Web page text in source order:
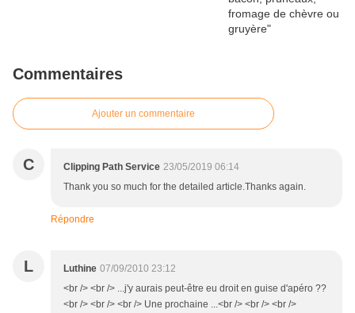
Commentaires
Ajouter un commentaire
C Clipping Path Service 23/05/2019 06:14
Thank you so much for the detailed article.Thanks again.
Répondre
L Luthine 07/09/2010 23:12
<br /> <br /> ...j'y aurais peut-être eu droit en guise d'apéro ??
<br /> <br /> <br /> Une prochaine ...<br /> <br /> <br />